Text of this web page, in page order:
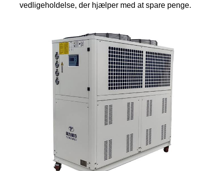
vedligeholdelse, der hjælper med at spare penge.